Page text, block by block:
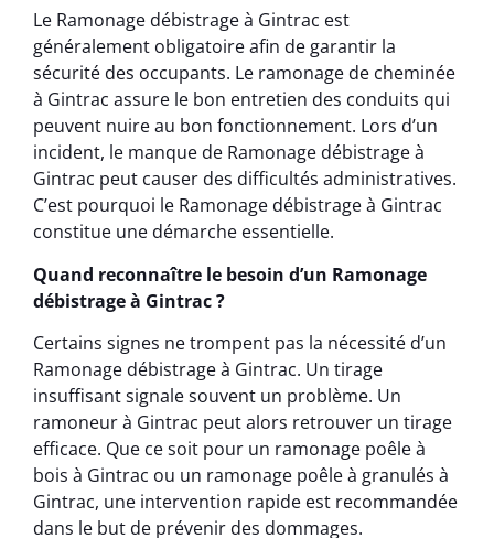
Le Ramonage débistrage à Gintrac est
généralement obligatoire afin de garantir la
sécurité des occupants. Le ramonage de cheminée
à Gintrac assure le bon entretien des conduits qui
peuvent nuire au bon fonctionnement. Lors d’un
incident, le manque de Ramonage débistrage à
Gintrac peut causer des difficultés administratives.
C’est pourquoi le Ramonage débistrage à Gintrac
constitue une démarche essentielle.
Quand reconnaître le besoin d’un Ramonage
débistrage à Gintrac ?
Certains signes ne trompent pas la nécessité d’un
Ramonage débistrage à Gintrac. Un tirage
insuffisant signale souvent un problème. Un
ramoneur à Gintrac peut alors retrouver un tirage
efficace. Que ce soit pour un ramonage poêle à
bois à Gintrac ou un ramonage poêle à granulés à
Gintrac, une intervention rapide est recommandée
dans le but de prévenir des dommages.